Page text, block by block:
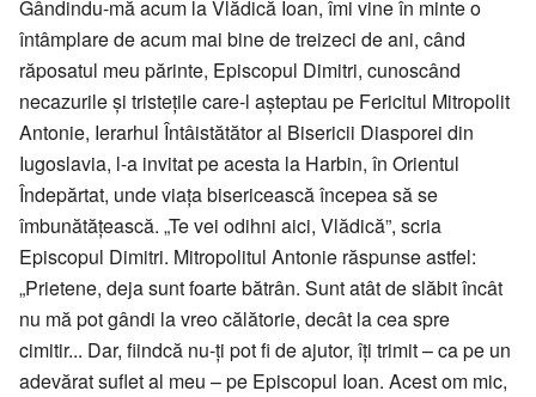
Gândindu-mă acum la Vlădică Ioan, îmi vine în minte o
întâmplare de acum mai bine de treizeci de ani, când
răposatul meu părinte, Episcopul Dimitri, cunoscând
necazurile și tristețile care-l așteptau pe Fericitul Mitropolit
Antonie, Ierarhul Întâistătător al Bisericii Diasporei din
Iugoslavia, l-a invitat pe acesta la Harbin, în Orientul
Îndepărtat, unde viața bisericească începea să se
îmbunătățească. „Te vei odihni aici, Vlădică”, scria
Episcopul Dimitri. Mitropolitul Antonie răspunse astfel:
„Prietene, deja sunt foarte bătrân. Sunt atât de slăbit încât
nu mă pot gândi la vreo călătorie, decât la cea spre
cimitir... Dar, fiindcă nu-ți pot fi de ajutor, îți trimit – ca pe un
adevărat suflet al meu – pe Episcopul Ioan. Acest om mic,